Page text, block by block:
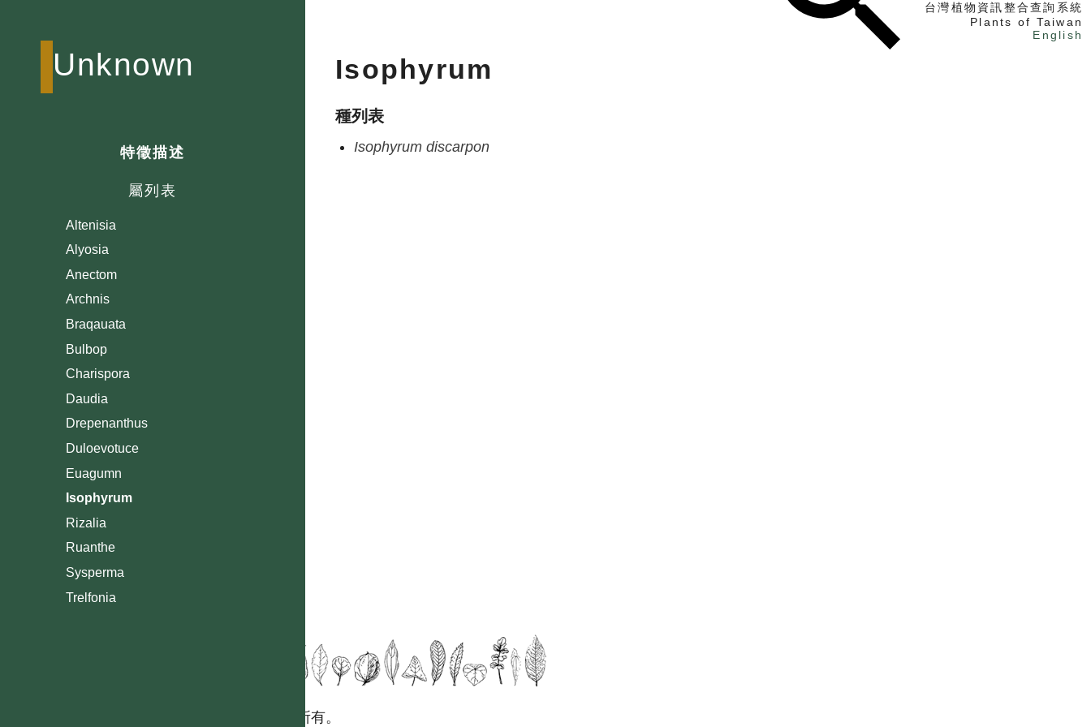
台灣植物資訊整合查詢系統
Plants of Taiwan
English
Unknown
特徵描述
屬列表
Altenisia
Alyosia
Anectom
Archnis
Braqauata
Bulbop
Charispora
Daudia
Drepenanthus
Duloevotuce
Euagumn
Isophyrum
Rizalia
Ruanthe
Sysperma
Trelfonia
Isophyrum
種列表
Isophyrum discarpon
國立台灣大學生態學與演化生物學研究所 版權所有。